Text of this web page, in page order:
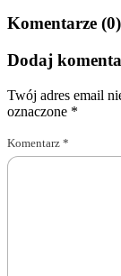
Komentarze (0)
Dodaj
Twój adres email
oznaczone *
Komentarz *